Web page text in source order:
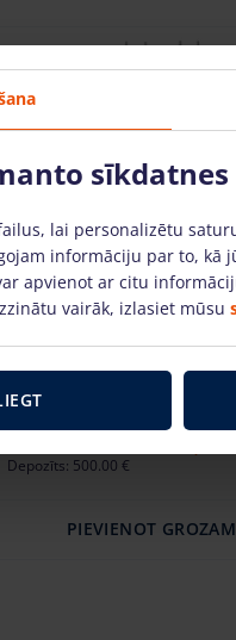
Alumīnija torņi (11m,
platums 0.85 m)
Depozīts: 500.00 €
PIEVIENOT GROZAM
sīkdatnes
lai personalizētu
informāciju par to, kā
apvienot ar citu
vairāk, izlasiet mūsu